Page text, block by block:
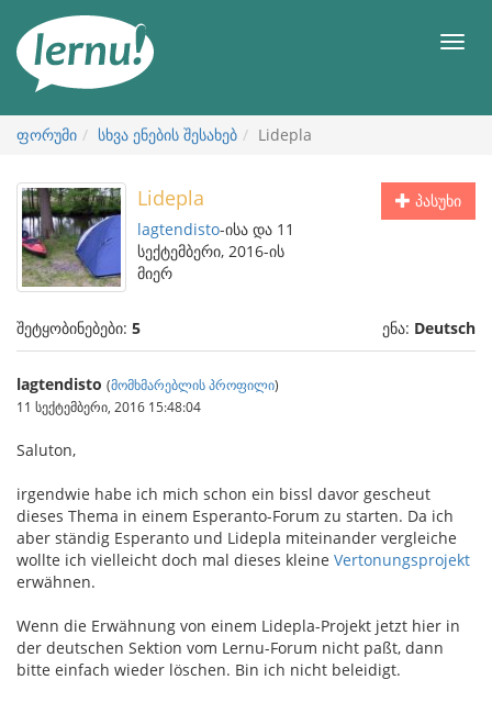
ნახვა
მენიუ
ფორუმი სხვა ენების შესახებ Lidepla
პასუხი
Lidepla
lagtendisto-ისა და 11
სექტემბერი, 2016-ის
მიერ
შეტყობინებები: 5 ენა: Deutsch
lagtendisto (მომხმარებლის პროფილი)
11 სექტემბერი, 2016 15:48:04
Saluton,
irgendwie habe ich mich schon ein bissl davor gescheut
dieses Thema in einem Esperanto-Forum zu starten. Da ich
aber ständig Esperanto und Lidepla miteinander vergleiche
wollte ich vielleicht doch mal dieses kleine Vertonungsprojekt
erwähnen.
Wenn die Erwähnung von einem Lidepla-Projekt jetzt hier in
der deutschen Sektion vom Lernu-Forum nicht paßt, dann
bitte einfach wieder löschen. Bin ich nicht beleidigt.